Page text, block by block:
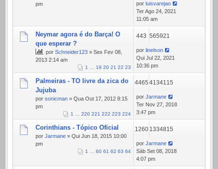
pm
por luisvarejao
Ter Ago 24, 2021
11:05 am
Neymar agora é do Barça! O
que esperar ?
por Schneider123 » Sex Fev 08,
2013 2:14 am
1 … 19 20 21 22 23
443 565921
por linelson
Qui Jul 22, 2021
10:36 pm
Palmeiras - TO livre da zica do
Jujuba
por sonicman » Qua Out 17, 2012 8:15
pm
1 … 220 221 222 223 224
4465 4134115
por Jarmane
Ter Nov 27, 2018
3:47 pm
Corinthians - Tópico Oficial
por Jarmane » Qui Jun 18, 2015 10:00
pm
1 … 60 61 62 63 64
1260 1334815
por Jarmane
Sáb Set 08, 2018
4:07 pm